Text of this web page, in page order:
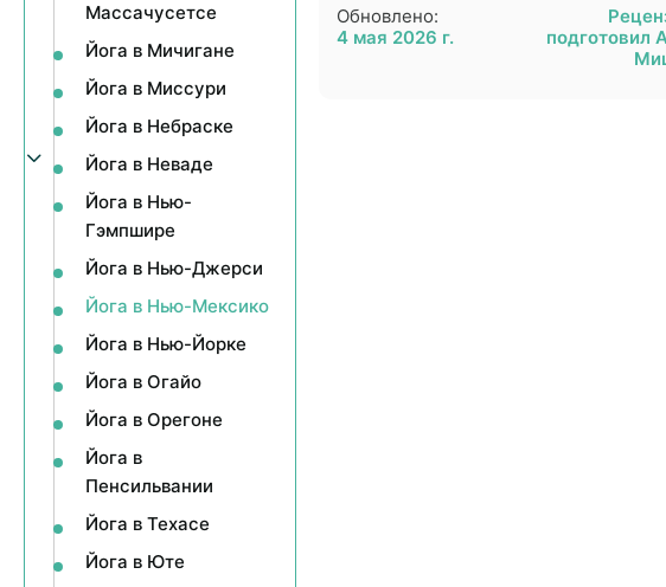
Массачусетсе
Йога в Мичигане
Йога в Миссури
Йога в Небраске
Йога в Неваде
Йога в Нью-
Гэмпшире
Йога в Нью-Джерси
Йога в Нью-Мексико
Йога в Нью-Йорке
Йога в Огайо
Йога в Орегоне
Йога в
Пенсильвании
Йога в Техасе
Йога в Юте
Обновлено:
4 мая 2026 г.
подготовил